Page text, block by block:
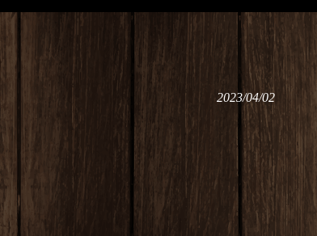
2023/04/02